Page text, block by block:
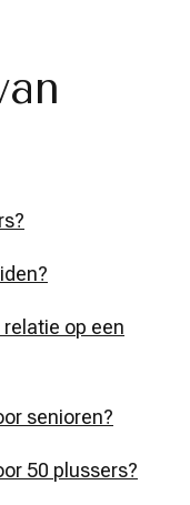
op een
senioren?
50 plussers?